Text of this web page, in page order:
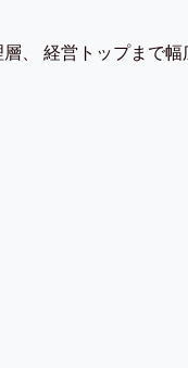
、 経営トップまで